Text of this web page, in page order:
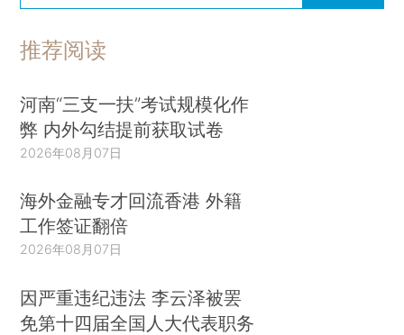
推荐阅读
河南“三支一扶”考试规模化作
弊 内外勾结提前获取试卷
2026年08月07日
海外金融专才回流香港 外籍
工作签证翻倍
2026年08月07日
因严重违纪违法 李云泽被罢
免第十四届全国人大代表职务